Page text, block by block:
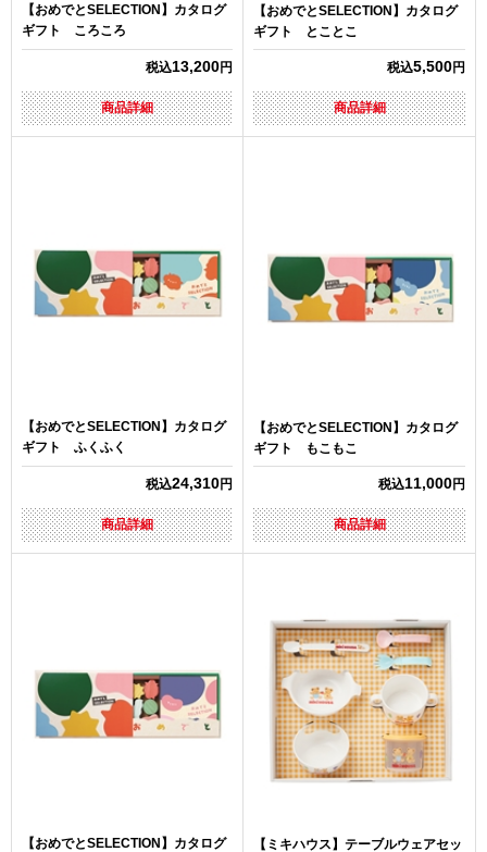
【おめでとSELECTION】カタログ
ギフト ころころ
税込13,200円
商品詳細
【おめでとSELECTION】カタログ
ギフト とことこ
税込5,500円
商品詳細
【おめでとSELECTION】カタログ
ギフト ふくふく
税込24,310円
商品詳細
【おめでとSELECTION】カタログ
ギフト もこもこ
税込11,000円
商品詳細
【おめでとSELECTION】カタログ 【ミキハウス】テーブルウェアセッ